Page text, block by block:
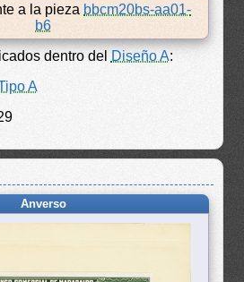
a la pieza bbcm20bs-aa01-
b6
dentro del Diseño A:
A
Anverso